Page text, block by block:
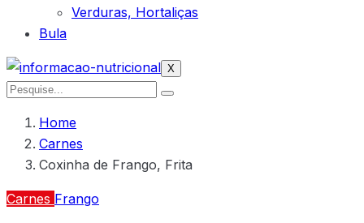
Verduras, Hortaliças
Bula
X
Home
Carnes
Coxinha de Frango, Frita
Carnes Frango